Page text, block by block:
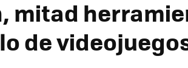
mitad
de